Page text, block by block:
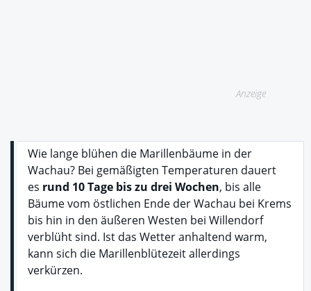
Anzeige
Wie lange blühen die Marillenbäume in der
Wachau? Bei gemäßigten Temperaturen dauert
es rund 10 Tage bis zu drei Wochen, bis alle
Bäume vom östlichen Ende der Wachau bei Krems
bis hin in den äußeren Westen bei Willendorf
verblüht sind. Ist das Wetter anhaltend warm,
kann sich die Marillenblütezeit allerdings
verkürzen.